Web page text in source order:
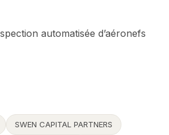
automatisée d’aéronefs
SWEN CAPITAL PARTNERS